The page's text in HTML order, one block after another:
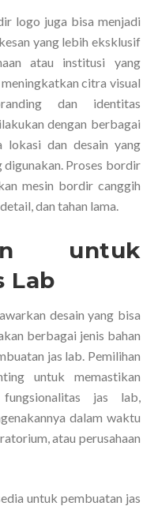
logo juga bisa menjadi
yang lebih eksklusif
atau institusi yang
citra visual
dan identitas
dengan berbagai
lokasi dan desain yang
digunakan. Proses bordir
mesin bordir canggih
dan tahan lama.
untuk
Lab
desain yang bisa
berbagai jenis bahan
jas lab. Pemilihan
untuk memastikan
fungsionalitas jas lab,
dalam waktu
atau perusahaan
untuk pembuatan jas